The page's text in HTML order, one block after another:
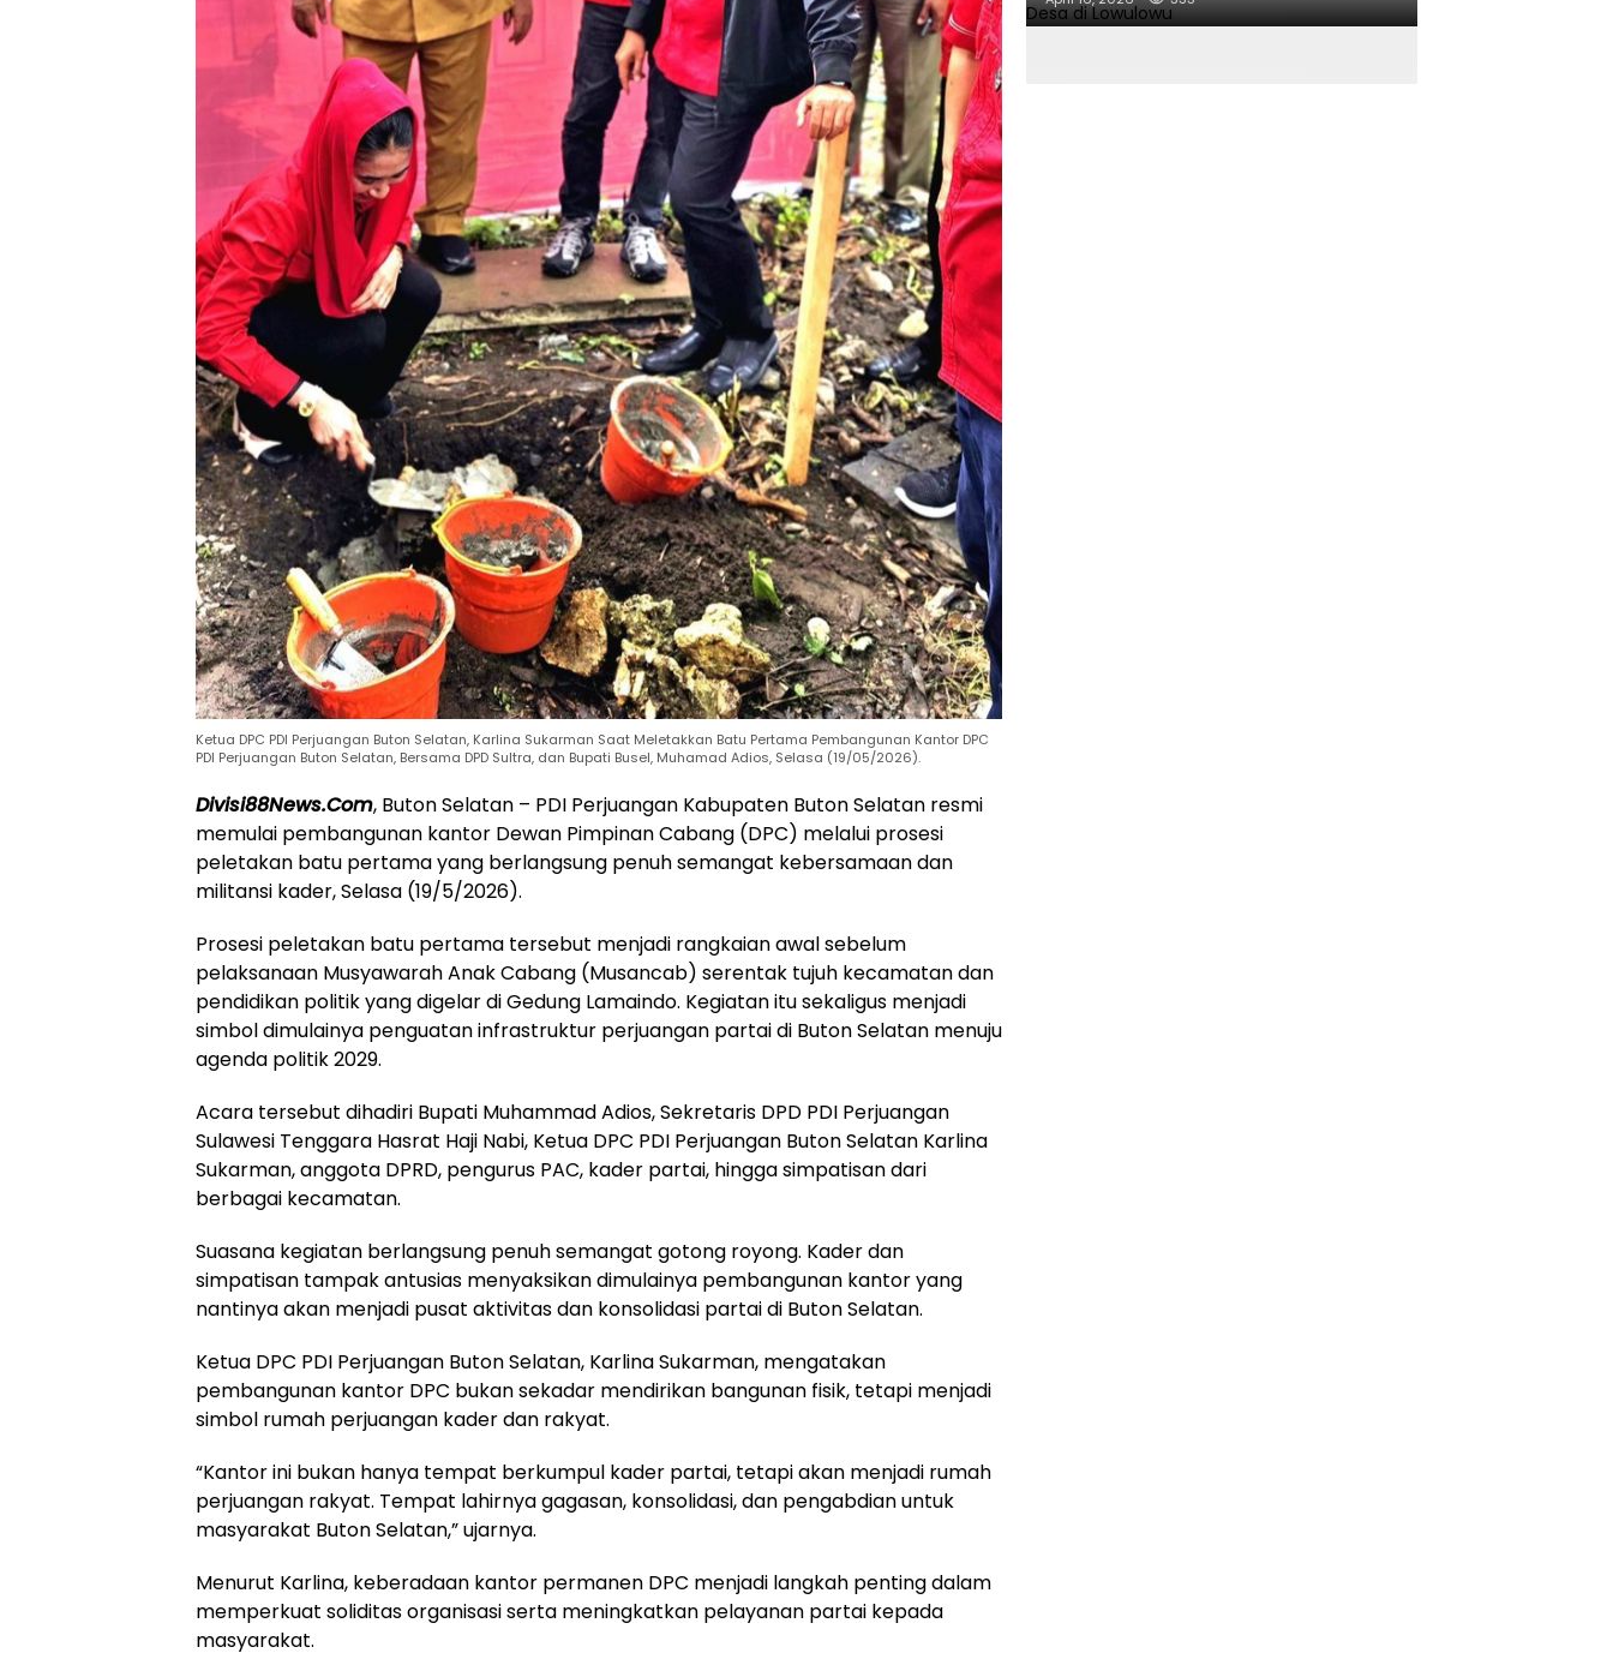
Ketua DPC PDI Perjuangan Buton Selatan, Karlina Sukarman Saat Meletakkan Batu Pertama Pembangunan Kantor DPC
PDI Perjuangan Buton Selatan, Bersama DPD Sultra, dan Bupati Busel, Muhamad Adios, Selasa (19/05/2026).
Divisi88News.Com, Buton Selatan – PDI Perjuangan Kabupaten Buton Selatan resmi
memulai pembangunan kantor Dewan Pimpinan Cabang (DPC) melalui prosesi
peletakan batu pertama yang berlangsung penuh semangat kebersamaan dan
militansi kader, Selasa (19/5/2026).
Prosesi peletakan batu pertama tersebut menjadi rangkaian awal sebelum
pelaksanaan Musyawarah Anak Cabang (Musancab) serentak tujuh kecamatan dan
pendidikan politik yang digelar di Gedung Lamaindo. Kegiatan itu sekaligus menjadi
simbol dimulainya penguatan infrastruktur perjuangan partai di Buton Selatan menuju
agenda politik 2029.
Acara tersebut dihadiri Bupati Muhammad Adios, Sekretaris DPD PDI Perjuangan
Sulawesi Tenggara Hasrat Haji Nabi, Ketua DPC PDI Perjuangan Buton Selatan Karlina
Sukarman, anggota DPRD, pengurus PAC, kader partai, hingga simpatisan dari
berbagai kecamatan.
Suasana kegiatan berlangsung penuh semangat gotong royong. Kader dan
simpatisan tampak antusias menyaksikan dimulainya pembangunan kantor yang
nantinya akan menjadi pusat aktivitas dan konsolidasi partai di Buton Selatan.
Ketua DPC PDI Perjuangan Buton Selatan, Karlina Sukarman, mengatakan
pembangunan kantor DPC bukan sekadar mendirikan bangunan fisik, tetapi menjadi
simbol rumah perjuangan kader dan rakyat.
“Kantor ini bukan hanya tempat berkumpul kader partai, tetapi akan menjadi rumah
perjuangan rakyat. Tempat lahirnya gagasan, konsolidasi, dan pengabdian untuk
masyarakat Buton Selatan,” ujarnya.
Menurut Karlina, keberadaan kantor permanen DPC menjadi langkah penting dalam
memperkuat soliditas organisasi serta meningkatkan pelayanan partai kepada
masyarakat.